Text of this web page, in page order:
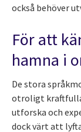
också behöver
För att
hamna i
De stora
otroligt
utforska och
dock värt att